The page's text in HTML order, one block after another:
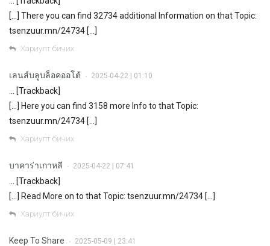
[…] There you can find 32734 additional Information on that Topic:
tsenzuur.mn/24734 […]
Хариулт бичих
เลนส์บลูบล็อคออโต้ • 2025-04-22 | 01:10
… [Trackback]
[…] Here you can find 3158 more Info to that Topic:
tsenzuur.mn/24734 […]
Хариулт бичих
บาคาร่าเกาหลี • 2025-04-22 | 07:41
… [Trackback]
[…] Read More on to that Topic: tsenzuur.mn/24734 […]
Хариулт бичих
Keep To Share • 2025-05-09 | 23:41